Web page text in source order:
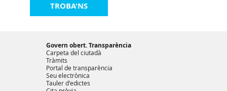
TROBA'NS
Govern obert. Transparència
Carpeta del ciutadà
Tràmits
Portal de transparència
Seu electrònica
Tauler d'edictes